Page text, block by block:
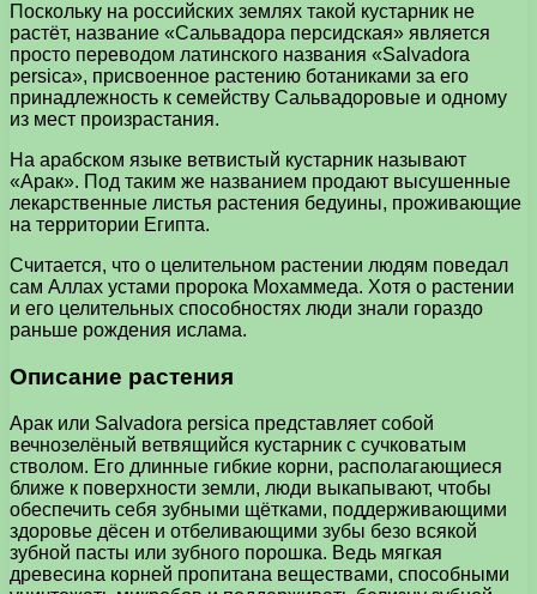
Поскольку на российских землях такой кустарник не
растёт, название «Сальвадора персидская» является
просто переводом латинского названия «Salvadora
persica», присвоенное растению ботаниками за его
принадлежность к семейству Сальвадоровые и одному
из мест произрастания.
На арабском языке ветвистый кустарник называют
«Арак». Под таким же названием продают высушенные
лекарственные листья растения бедуины, проживающие
на территории Египта.
Считается, что о целительном растении людям поведал
сам Аллах устами пророка Мохаммеда. Хотя о растении
и его целительных способностях люди знали гораздо
раньше рождения ислама.
Описание растения
Арак или Salvadora persica представляет собой
вечнозелёный ветвящийся кустарник с сучковатым
стволом. Его длинные гибкие корни, располагающиеся
ближе к поверхности земли, люди выкапывают, чтобы
обеспечить себя зубными щётками, поддерживающими
здоровье дёсен и отбеливающими зубы безо всякой
зубной пасты или зубного порошка. Ведь мягкая
древесина корней пропитана веществами, способными